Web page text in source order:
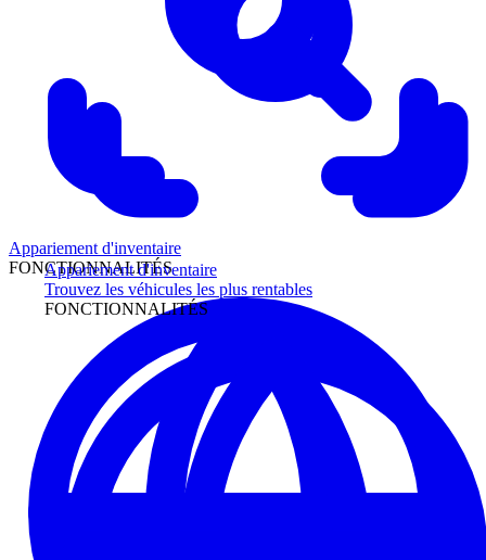
Appariement d'inventaire
Trouvez les véhicules les plus rentables
FONCTIONNALITÉS
Appariement d'inventaire
FONCTIONNALITÉS